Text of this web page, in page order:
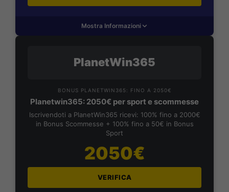
Mostra Informazioni
PlanetWin365
BONUS PLANETWIN365: FINO A 2050€
Planetwin365: 2050€ per sport e scommesse
Iscrivendoti a PlanetWin365 ricevi: 100% fino a 2000€
in Bonus Scommesse + 100% fino a 50€ in Bonus
Sport
2050€
VERIFICA